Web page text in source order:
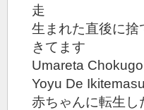
走
生まれた直後に捨
きてます
Umareta
Yoyu De Ikitemasu
赤ちゃんに転生し